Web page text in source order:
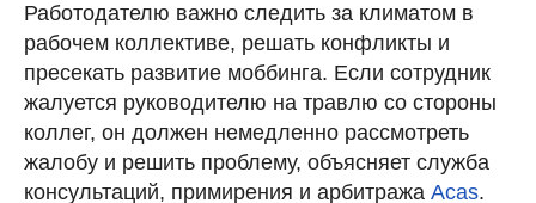
Работодателю важно следить за климатом в
рабочем коллективе, решать конфликты и
пресекать развитие моббинга. Если сотрудник
жалуется руководителю на травлю со стороны
коллег, он должен немедленно рассмотреть
жалобу и решить проблему, объясняет служба
консультаций, примирения и арбитража Acas.